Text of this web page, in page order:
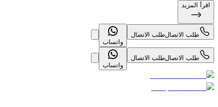
اقرأ المزيد
طلب الاتصالطلب الاتصال
واتساب
طلب الاتصالطلب الاتصال
واتساب